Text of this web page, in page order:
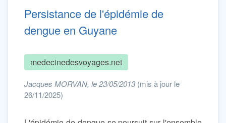
Persistance de l'épidémie de
dengue en Guyane
medecinedesvoyages.net
Jacques MORVAN, le 23/05/2013 (mis à jour le
26/11/2025)